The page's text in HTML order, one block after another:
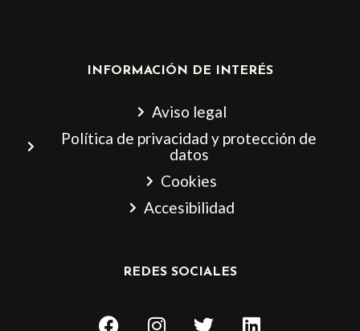
INFORMACIÓN DE INTERÉS
Aviso legal
Política de privacidad y protección de
datos
Cookies
Accesibilidad
REDES SOCIALES
F
I
T
L